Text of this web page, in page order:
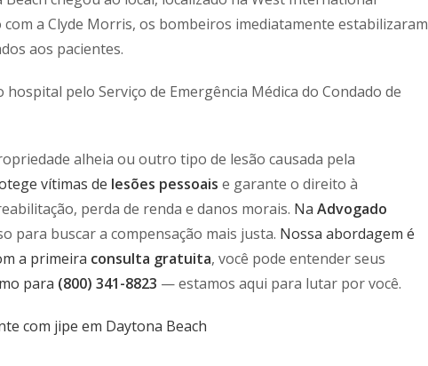
a Clyde Morris, os bombeiros imediatamente estabilizaram
aos pacientes.
pelo Serviço de Emergência Médica do Condado de
alheia ou outro tipo de lesão causada pela
vítimas de lesões pessoais e garante o direito à
perda de renda e danos morais. Na Advogado
para buscar a compensação mais justa. Nossa abordagem é
a primeira consulta gratuita, você pode entender seus
para (800) 341-8823 — estamos aqui para lutar por você.
com jipe em Daytona Beach